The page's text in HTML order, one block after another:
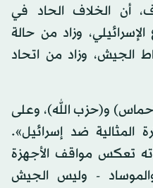
أن الخلاف الحاد في
وزاد من حالة
الجيش، وزاد من اتحاد
و(حزب الله)، وعلى
المثالية ضد إسرائيل».
تعكس مواقف الأجهزة
والموساد - وليس الجيش